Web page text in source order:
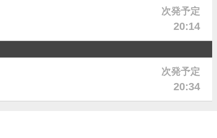
次発予定
20:14
次発予定
20:34